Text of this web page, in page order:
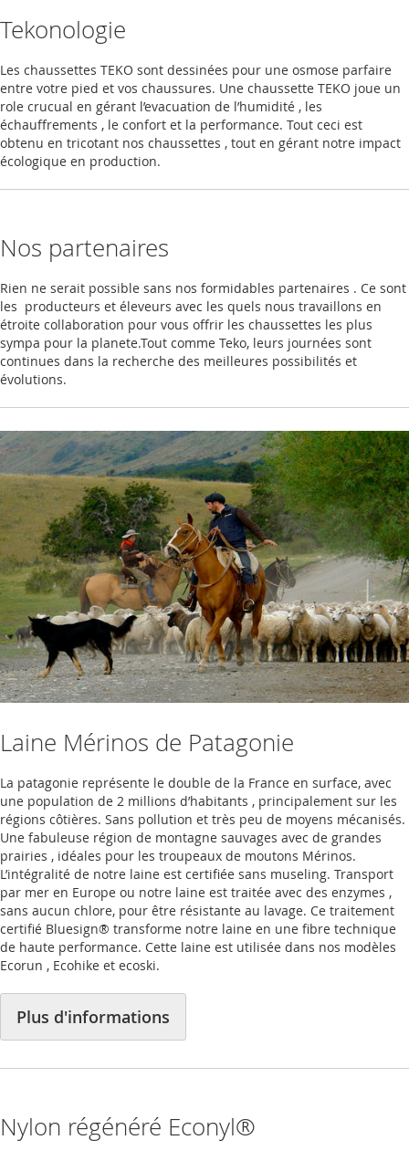
Tekonologie
Les chaussettes TEKO sont dessinées pour une osmose parfaire
entre votre pied et vos chaussures. Une chaussette TEKO joue un
role crucual en gérant l’evacuation de l’humidité , les
échauffrements , le confort et la performance. Tout ceci est
obtenu en tricotant nos chaussettes , tout en gérant notre impact
écologique en production.
Nos partenaires
Rien ne serait possible sans nos formidables partenaires . Ce sont
les producteurs et éleveurs avec les quels nous travaillons en
étroite collaboration pour vous offrir les chaussettes les plus
sympa pour la planete.Tout comme Teko, leurs journées sont
continues dans la recherche des meilleures possibilités et
évolutions.
Laine Mérinos de Patagonie
La patagonie représente le double de la France en surface, avec
une population de 2 millions d’habitants , principalement sur les
régions côtières. Sans pollution et très peu de moyens mécanisés.
Une fabuleuse région de montagne sauvages avec de grandes
prairies , idéales pour les troupeaux de moutons Mérinos.
L’intégralité de notre laine est certifiée sans museling. Transport
par mer en Europe ou notre laine est traitée avec des enzymes ,
sans aucun chlore, pour être résistante au lavage. Ce traitement
certifié Bluesign® transforme notre laine en une fibre technique
de haute performance. Cette laine est utilisée dans nos modèles
Ecorun , Ecohike et ecoski.
Plus d'informations
Nylon régénéré Econyl®